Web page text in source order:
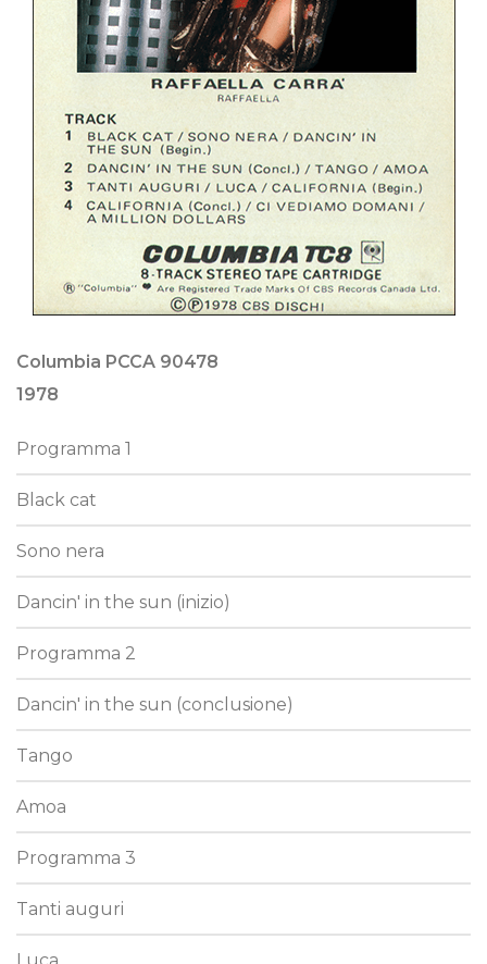
Columbia PCCA 90478
1978
Programma 1
Black cat
Sono nera
Dancin' in the sun (inizio)
Programma 2
Dancin' in the sun (conclusione)
Tango
Amoa
Programma 3
Tanti auguri